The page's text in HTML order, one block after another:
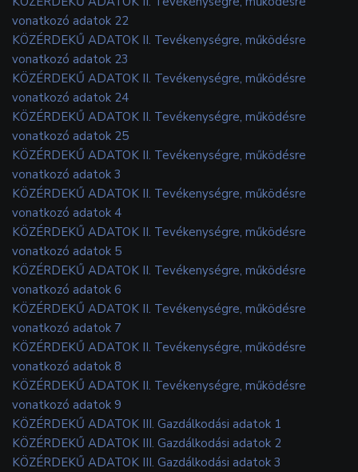
vonatkozó adatok 22
KÖZÉRDEKŰ ADATOK II. Tevékenységre, működésre
vonatkozó adatok 23
KÖZÉRDEKŰ ADATOK II. Tevékenységre, működésre
vonatkozó adatok 24
KÖZÉRDEKŰ ADATOK II. Tevékenységre, működésre
vonatkozó adatok 25
KÖZÉRDEKŰ ADATOK II. Tevékenységre, működésre
vonatkozó adatok 3
KÖZÉRDEKŰ ADATOK II. Tevékenységre, működésre
vonatkozó adatok 4
KÖZÉRDEKŰ ADATOK II. Tevékenységre, működésre
vonatkozó adatok 5
KÖZÉRDEKŰ ADATOK II. Tevékenységre, működésre
vonatkozó adatok 6
KÖZÉRDEKŰ ADATOK II. Tevékenységre, működésre
vonatkozó adatok 7
KÖZÉRDEKŰ ADATOK II. Tevékenységre, működésre
vonatkozó adatok 8
KÖZÉRDEKŰ ADATOK II. Tevékenységre, működésre
vonatkozó adatok 9
KÖZÉRDEKŰ ADATOK III. Gazdálkodási adatok 1
KÖZÉRDEKŰ ADATOK III. Gazdálkodási adatok 2
KÖZÉRDEKŰ ADATOK III. Gazdálkodási adatok 3